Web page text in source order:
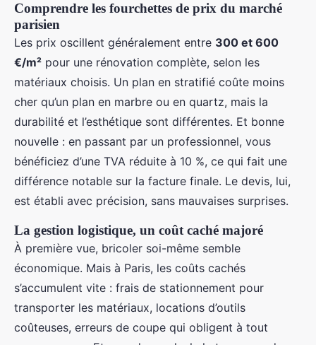
Comprendre les fourchettes de prix du marché
parisien
Les prix oscillent généralement entre 300 et 600
€/m² pour une rénovation complète, selon les
matériaux choisis. Un plan en stratifié coûte moins
cher qu’un plan en marbre ou en quartz, mais la
durabilité et l’esthétique sont différentes. Et bonne
nouvelle : en passant par un professionnel, vous
bénéficiez d’une TVA réduite à 10 %, ce qui fait une
différence notable sur la facture finale. Le devis, lui,
est établi avec précision, sans mauvaises surprises.
La gestion logistique, un coût caché majoré
À première vue, bricoler soi-même semble
économique. Mais à Paris, les coûts cachés
s’accumulent vite : frais de stationnement pour
transporter les matériaux, locations d’outils
coûteuses, erreurs de coupe qui obligent à tout